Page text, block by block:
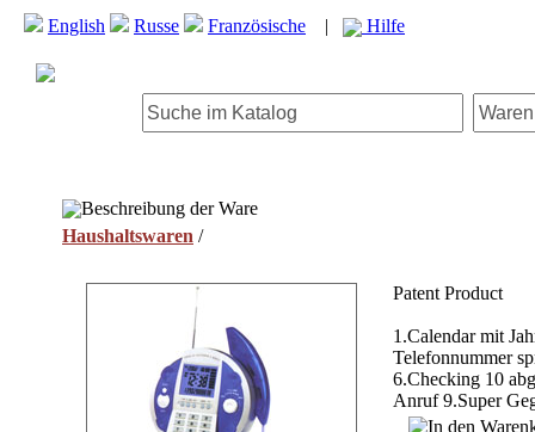
English Russe Französische | Hilfe
Beschreibung der Ware
Haushaltswaren /
Patent Product
1.Calendar mit
Telefonnummer
6.Checking 10
Anruf 9.Super